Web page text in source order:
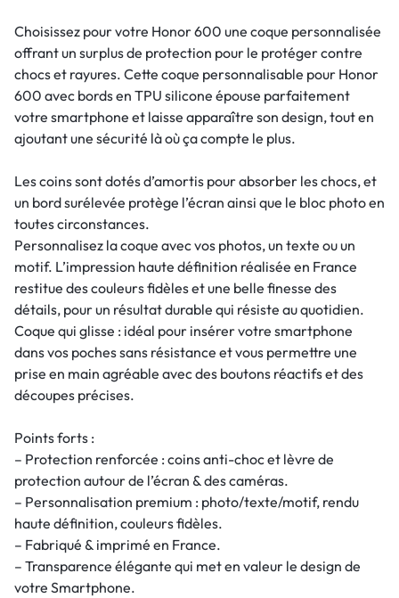
Choisissez pour votre Honor 600 une coque personnalisée
offrant un surplus de protection pour le protéger contre
chocs et rayures. Cette coque personnalisable pour Honor
600 avec bords en TPU silicone épouse parfaitement
votre smartphone et laisse apparaître son design, tout en
ajoutant une sécurité là où ça compte le plus.
Les coins sont dotés d’amortis pour absorber les chocs, et
un bord surélevée protège l’écran ainsi que le bloc photo en
toutes circonstances.
Personnalisez la coque avec vos photos, un texte ou un
motif. L’impression haute définition réalisée en France
restitue des couleurs fidèles et une belle finesse des
détails, pour un résultat durable qui résiste au quotidien.
Coque qui glisse : idéal pour insérer votre smartphone
dans vos poches sans résistance et vous permettre une
prise en main agréable avec des boutons réactifs et des
découpes précises.
Points forts :
– Protection renforcée : coins anti-choc et lèvre de
protection autour de l’écran & des caméras.
– Personnalisation premium : photo/texte/motif, rendu
haute définition, couleurs fidèles.
– Fabriqué & imprimé en France.
– Transparence élégante qui met en valeur le design de
votre Smartphone.